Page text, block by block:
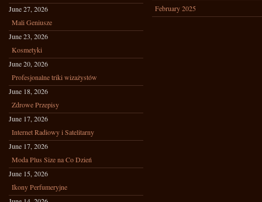
June 27, 2026
Mali Geniusze
June 23, 2026
Kosmetyki
June 20, 2026
Profesjonalne triki wizażystów
June 18, 2026
Zdrowe Przepisy
June 17, 2026
Internet Radiowy i Satelitarny
June 17, 2026
Moda Plus Size na Co Dzień
June 15, 2026
Ikony Perfumeryjne
February 2025